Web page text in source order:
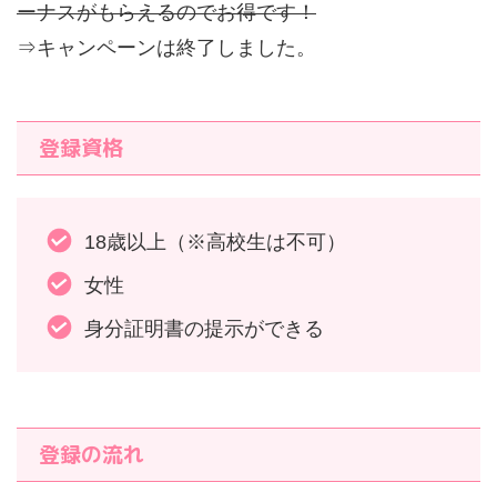
ーナスがもらえるのでお得です！
⇒キャンペーンは終了しました。
登録資格
18歳以上（※高校生は不可）
女性
身分証明書の提示ができる
登録の流れ